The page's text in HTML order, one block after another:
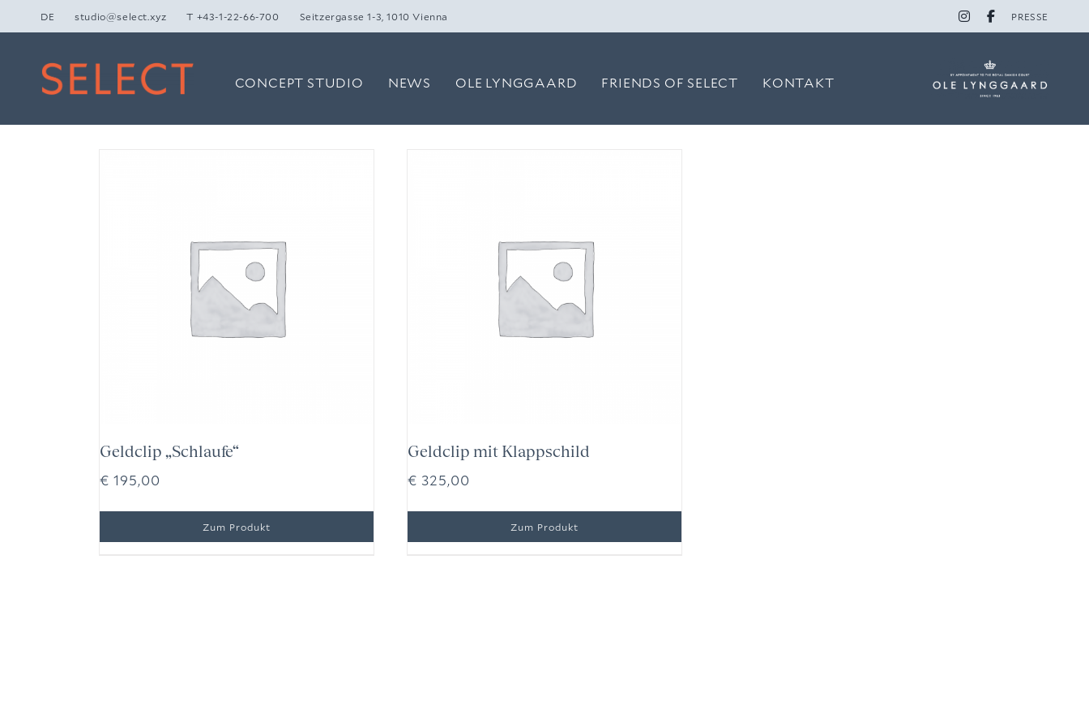
springen
DE studio@select.xyz T +43-1-22-66-700 Seitzergasse 1-3, 1010 Vienna PRESSE
CONCEPT STUDIO NEWS OLE LYNGGAARD FRIENDS OF SELECT KONTAKT
Geldclip „Schlaufe“
€ 195,00
Geldclip mit Klappschild
€ 325,00